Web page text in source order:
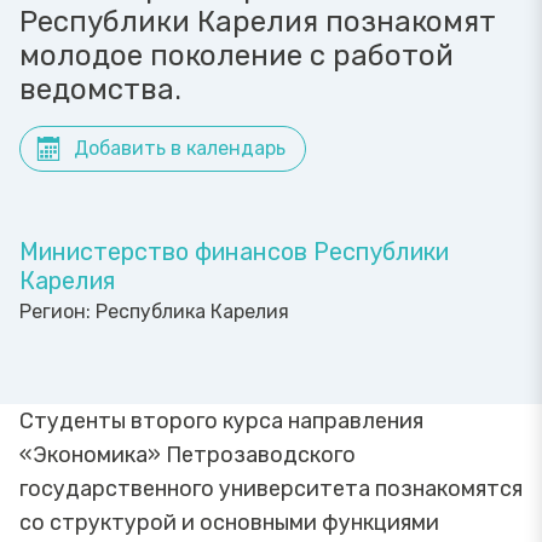
Республики Карелия познакомят
молодое поколение с работой
ведомства.
Добавить в календарь
Министерство финансов Республики
Карелия
Регион: Республика Карелия
Студенты второго курса направления
«Экономика» Петрозаводского
государственного университета познакомятся
со структурой и основными функциями